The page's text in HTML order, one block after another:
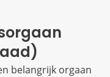
belangrijk orgaan